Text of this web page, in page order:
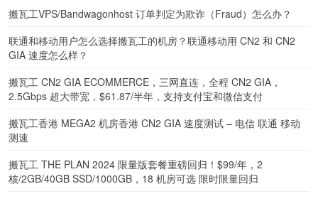
搬瓦工VPS/Bandwagonhost 订单判定为欺诈（Fraud）怎么办？
联通和移动用户怎么选择搬瓦工的机房？联通移动用 CN2 和 CN2
GIA 速度怎么样？
搬瓦工 CN2 GIA ECOMMERCE，三网直连，全程 CN2 GIA，
2.5Gbps 超大带宽，$61.87/半年，支持支付宝和微信支付
搬瓦工香港 MEGA2 机房香港 CN2 GIA 速度测试 – 电信 联通 移动
测速
搬瓦工 THE PLAN 2024 限量版套餐重磅回归！$99/年，2
核/2GB/40GB SSD/1000GB，18 机房可选 限时限量回归